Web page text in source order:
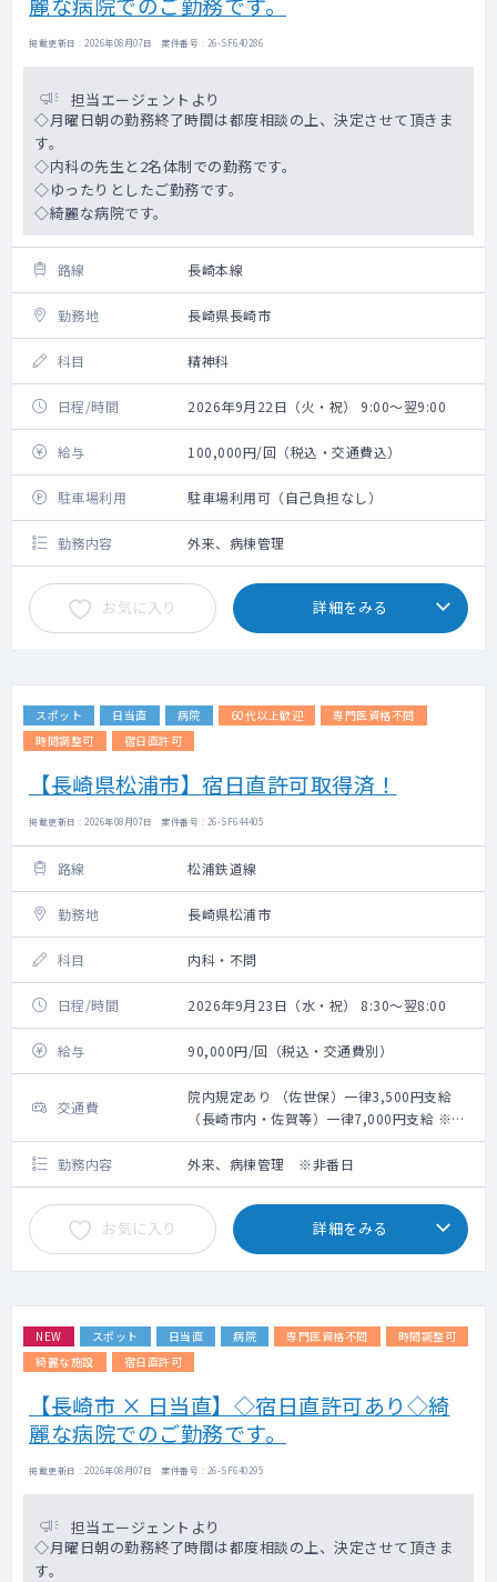
掲載更新日 : 2026年08月07日 案件番号 : 26-SF640286
担当エージェントより
◇月曜日朝の勤務終了時間は都度相談の上、決定させて頂きま
す。
◇内科の先生と2名体制での勤務です。
◇ゆったりとしたご勤務です。
◇綺麗な病院です。
路線 長崎本線
勤務地 長崎県長崎市
科目 精神科
日程/時間 2026年9月22日（火・祝） 9:00～翌9:00
給与 100,000円/回（税込・交通費込）
駐車場利用 駐車場利用可（自己負担なし）
勤務内容 外来、病棟管理
お気に入り 詳細をみる
スポット 日当直 病院 60代以上歓迎
専門医資格不問
時間調整可
宿日直許可
【長崎県松浦市】宿日直許可取得済！
掲載更新日 : 2026年08月07日 案件番号 : 26-SF644405
路線 松浦鉄道線
勤務地 長崎県松浦市
科目 内科・不問
日程/時間 2026年9月23日（水・祝） 8:30～翌8:00
給与 90,000円/回（税込・交通費別）
交通費
院内規定あり （佐世保）一律3,500円支給
（長崎市内・佐賀等）一律7,000円支給 ※当
日どちからいらっしゃるか応募時にお知らせ
ください。
勤務内容 外来、病棟管理 ※非番日
お気に入り 詳細をみる
NEW スポット 日当直 病院 専門医資格不問
時間調整可
綺麗な施設
宿日直許可
【長崎市 × 日当直】◇宿日直許可あり◇綺
麗な病院でのご勤務です。
掲載更新日 : 2026年08月07日 案件番号 : 26-SF640295
担当エージェントより
◇月曜日朝の勤務終了時間は都度相談の上、決定させて頂きま
す。